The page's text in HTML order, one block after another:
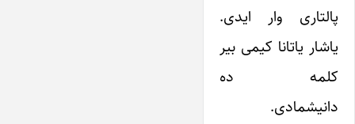
پالتاری وار ایدی.
یاشار یاتانا کیمی بیر
کلمه ده
دانیشمادی.